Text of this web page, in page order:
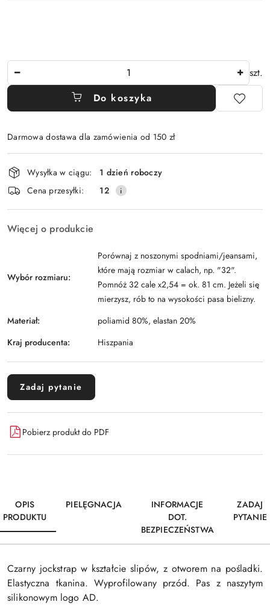
szt.
Do koszyka
Darmowa dostawa dla zamówienia od 150 zł
Dostępność
i
dostawa
Wysyłka w ciągu:
1 dzień roboczy
Cena przesyłki:
12
Więcej o produkcie
Wybór rozmiaru:
Porównaj z noszonymi spodniami/jeansami,
które mają rozmiar w calach, np. "32".
Pomnóż 32 cale x2,54 = ok. 81 cm. Jeżeli się
mierzysz, rób to na wysokości pasa bielizny.
Materiał:
poliamid 80%, elastan 20%
Kraj producenta:
Hiszpania
Zadaj pytanie
Pobierz produkt do PDF
OPIS
PRODUKTU
PIELĘGNACJA
INFORMACJE
DOT.
BEZPIECZEŃSTWA
ZADAJ
PYTANIE
Czarny jockstrap w kształcie slipów, z otworem na pośladki.
Elastyczna tkanina. Wyprofilowany przód. Pas z naszytym
silikonowym logo AD.